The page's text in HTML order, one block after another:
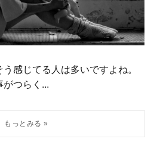
感じてる人は多いですよね。
つらく...